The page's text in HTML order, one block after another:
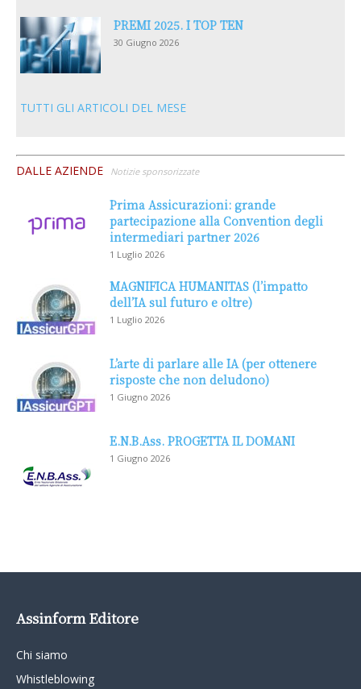
PREMI 2025. I TOP TEN
30 Giugno 2026
TUTTI GLI ARTICOLI DEL MESE
DALLE AZIENDE Notizie sponsorizzate
Prima Assicurazioni: grande
partecipazione alla Convention degli
intermediari partner 2026
1 Luglio 2026
MAGNIFICA HUMANITAS (l’impatto
dell’IA sul futuro e oltre)
1 Luglio 2026
L’arte di parlare alle IA (per ottenere
risposte che non deludono)
1 Giugno 2026
E.N.B.Ass. PROGETTA IL DOMANI
1 Giugno 2026
Assinform Editore
Chi siamo
Whistleblowing